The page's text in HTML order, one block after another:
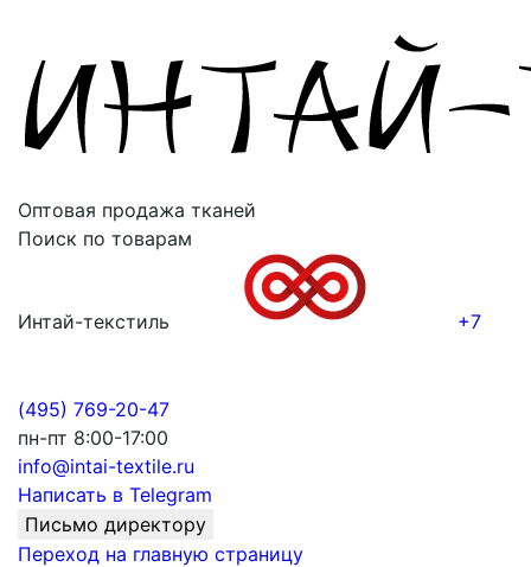
Оптовая продажа тканей
Поиск по товарам
Интай-текстиль +7
(495) 769-20-47
пн-пт 8:00-17:00
info@intai-textile.ru
Написать в Telegram
Письмо директору
Переход на главную страницу